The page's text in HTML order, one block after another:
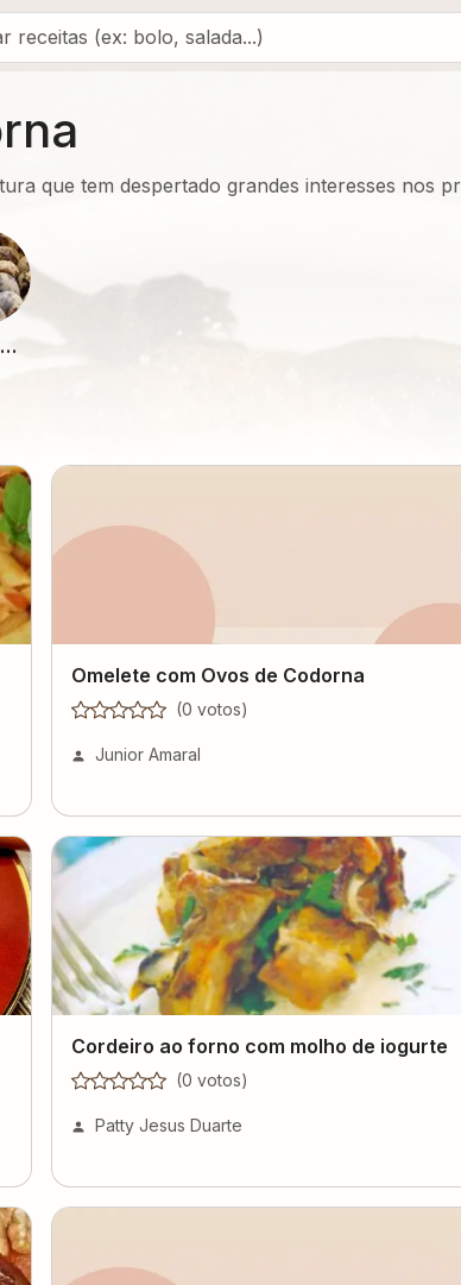
que tem despertado grandes interesses nos
Ovo de codorna
Omelete com Ovos de Codorna
(0 votos)
Junior Amaral
Cordeiro ao forno com molho de iogurte
(0 votos)
Patty Jesus Duarte